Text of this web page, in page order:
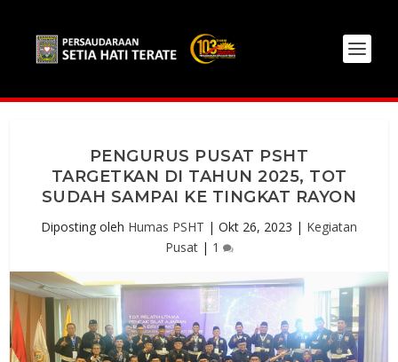
PENGURUS PUSAT PSHT
TARGETKAN DI TAHUN 2025, TOT
SUDAH SAMPAI KE TINGKAT RAYON
Diposting oleh Humas PSHT | Okt 26, 2023 | Kegiatan
Pusat| 1